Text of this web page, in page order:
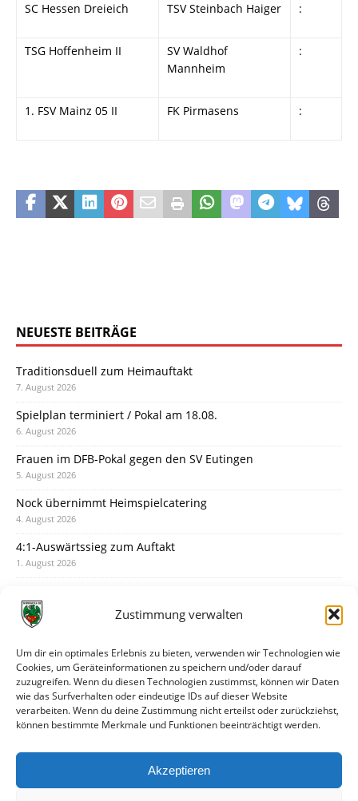
Zustimmung verwalten
Um dir ein optimales Erlebnis zu bieten, verwenden wir Technologien wie
Cookies, um Geräteinformationen zu speichern und/oder darauf
zuzugreifen. Wenn du diesen Technologien zustimmst, können wir Daten
wie das Surfverhalten oder eindeutige IDs auf dieser Website
verarbeiten. Wenn du deine Zustimmung nicht erteilst oder zurückziehst,
können bestimmte Merkmale und Funktionen beeinträchtigt werden.
Akzeptieren
SC Hessen Dreieich TSV Steinbach Haiger :
TSG Hoffenheim II
SV Waldhof
Mannheim
:
1. FSV Mainz 05 II FK Pirmasens :
NEUESTE BEITRÄGE
Traditionsduell zum Heimauftakt
7. August 2026
Spielplan terminiert / Pokal am 18.08.
6. August 2026
Frauen im DFB-Pokal gegen den SV Eutingen
5. August 2026
Nock übernimmt Heimspielcatering
4. August 2026
4:1-Auswärtssieg zum Auftakt
1. August 2026
31. Juli 2026
30. Juli 2026
Deine Spielminute: 89+1
28. Juli 2026
Neuer Rückensponsor
Neue Podcast-Folge: So tickt Björn!
27. Juli 2026